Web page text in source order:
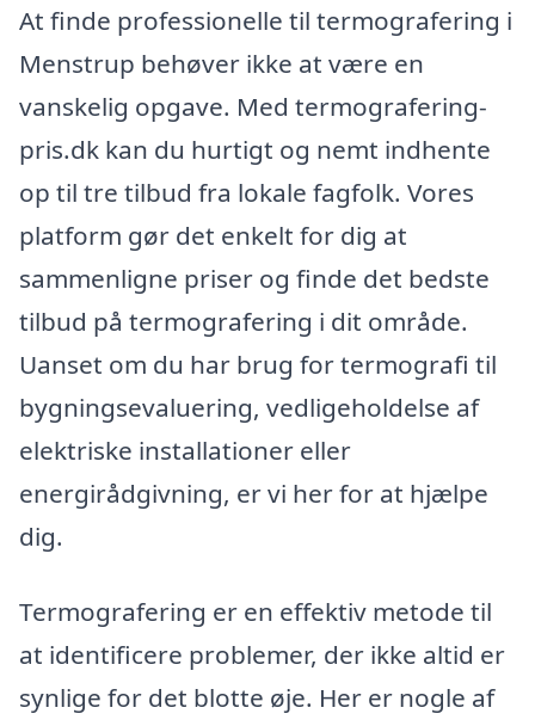
At finde professionelle til termografering i
Menstrup behøver ikke at være en
vanskelig opgave. Med termografering-
pris.dk kan du hurtigt og nemt indhente
op til tre tilbud fra lokale fagfolk. Vores
platform gør det enkelt for dig at
sammenligne priser og finde det bedste
tilbud på termografering i dit område.
Uanset om du har brug for termografi til
bygningsevaluering, vedligeholdelse af
elektriske installationer eller
energirådgivning, er vi her for at hjælpe
dig.
Termografering er en effektiv metode til
at identificere problemer, der ikke altid er
synlige for det blotte øje. Her er nogle af